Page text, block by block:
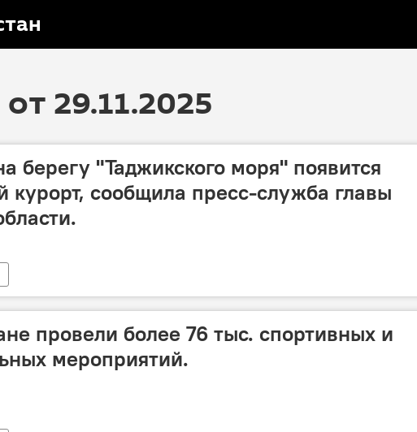
29.11.2025
берегу "Таджикского моря" появится
курорт, сообщила пресс-служба главы
провели более 76 тыс. спортивных и
мероприятий.